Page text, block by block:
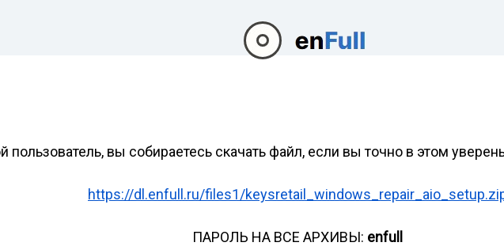
пользователь, вы собираетесь скачать файл, если вы точно в этом
https://dl.enfull.ru/files1/
ПАРОЛЬ НА ВСЕ АРХИВЫ: enfull